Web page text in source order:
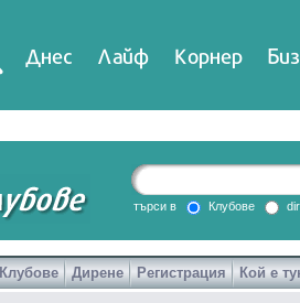
Днес Лайф Корнер
DirTV Impressio
Games
търси в Клубове
Клубове Дирене Регистрация Кой е